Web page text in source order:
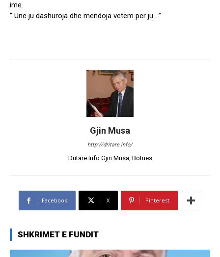
ime.
“ Unë ju dashuroja dhe mendoja vetëm për ju….”
Gjin Musa
http://dritare.info/
Dritare.Info Gjin Musa, Botues
Facebook X Pinterest
SHKRIMET E FUNDIT